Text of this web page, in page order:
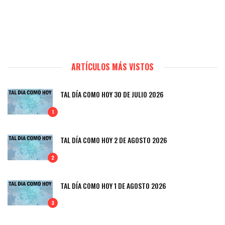
ARTÍCULOS MÁS VISTOS
1
TAL DÍA COMO HOY 30 DE JULIO 2026
2
TAL DÍA COMO HOY 2 DE AGOSTO 2026
3
TAL DÍA COMO HOY 1 DE AGOSTO 2026